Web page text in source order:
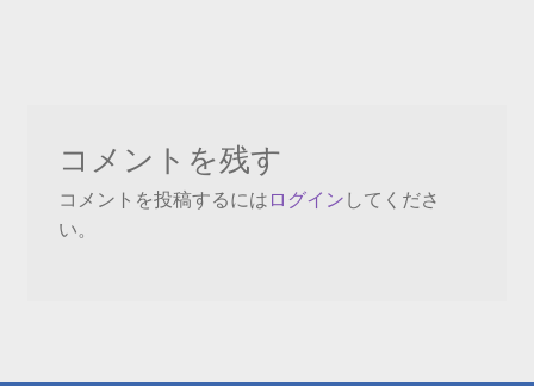
ゲ
ー
コメントを残す
コメントを投稿するには ログイン してくださ
い。